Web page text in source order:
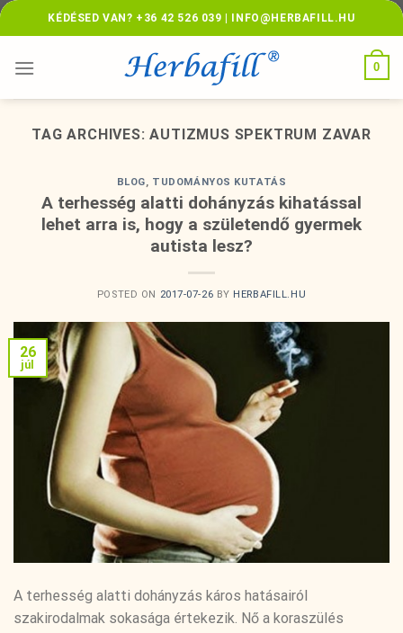
Skip
to
KÉDÉSED VAN? +36 42 526 039 | INFO@HERBAFILL.HU
0
TAG ARCHIVES:AUTIZMUS SPEKTRUM ZAVAR
BLOG, TUDOMÁNYOS KUTATÁS
A terhesség alatti dohányzás kihatással
lehet arra is, hogy a születendő gyermek
autista lesz?
POSTED ON 2017-07-26 BY HERBAFILL.HU
26
júl
A terhesség alatti dohányzás káros hatásairól
szakirodalmak sokasága értekezik. Nő a koraszülés